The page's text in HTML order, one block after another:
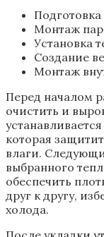
Монтаж
Установка
Создание
Монтаж
Перед началом
очистить и
которая
влаги.
выбранного
обеспечить
друг к другу,
холода.